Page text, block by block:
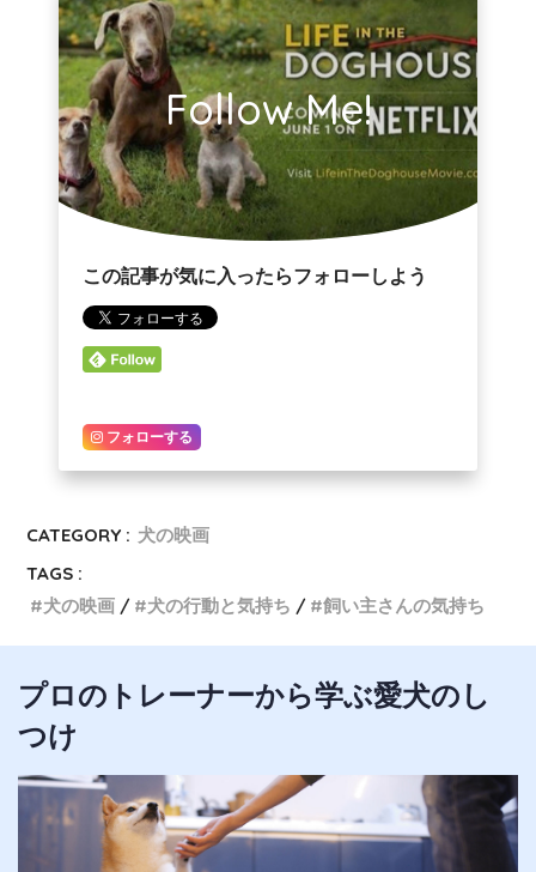
Follow Me!
この記事が気に入ったらフォローしよう
フォローする
CATEGORY : 犬の映画
TAGS :
犬の映画
犬の行動と気持ち 飼い主さんの気持ち
プロのトレーナーから学ぶ愛犬のし
つけ